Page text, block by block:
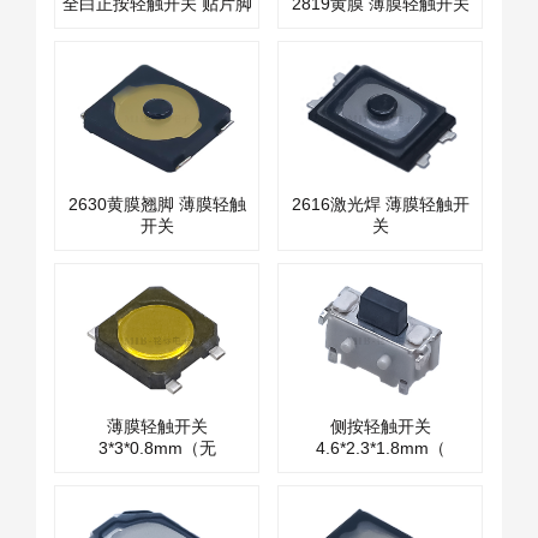
2630黄膜翘脚 薄膜轻触
开关
2616激光焊 薄膜轻触开
关
薄膜轻触开关
3*3*0.8mm（无
侧按轻触开关
4.6*2.3*1.8mm（